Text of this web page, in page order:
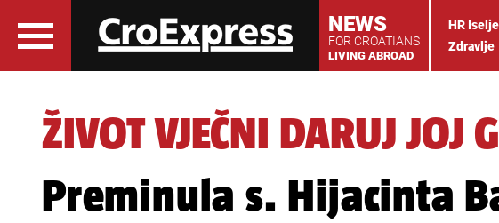
NEWS
FOR CROATIANS
LIVING ABROAD
HR
Zdravlje
ŽIVOT VJEČNI DARUJ JOJ
Preminula s. Hijacinta